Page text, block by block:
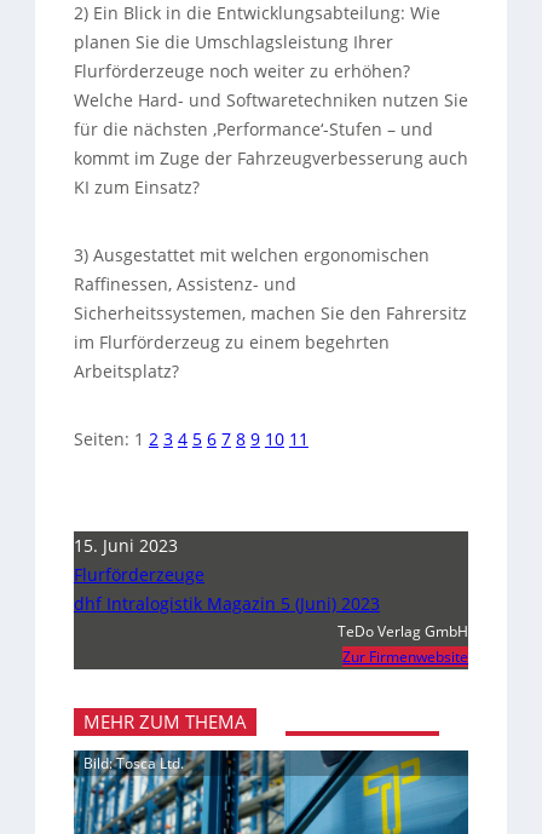
2) Ein Blick in die Entwicklungsabteilung: Wie
planen Sie die Umschlagsleistung Ihrer
Flurförderzeuge noch weiter zu erhöhen?
Welche Hard- und Softwaretechniken nutzen Sie
für die nächsten ‚Performance‘-Stufen – und
kommt im Zuge der Fahrzeugverbesserung auch
KI zum Einsatz?
3) Ausgestattet mit welchen ergonomischen
Raffinessen, Assistenz- und
Sicherheitssystemen, machen Sie den Fahrersitz
im Flurförderzeug zu einem begehrten
Arbeitsplatz?
Seiten: 1 2 3 4 5 6 7 8 9 10 11
15. Juni 2023
Flurförderzeuge
dhf Intralogistik Magazin 5 (Juni) 2023
TeDo Verlag GmbH
Zur Firmenwebsite
MEHR ZUM THEMA
Bild: Tosca Ltd.